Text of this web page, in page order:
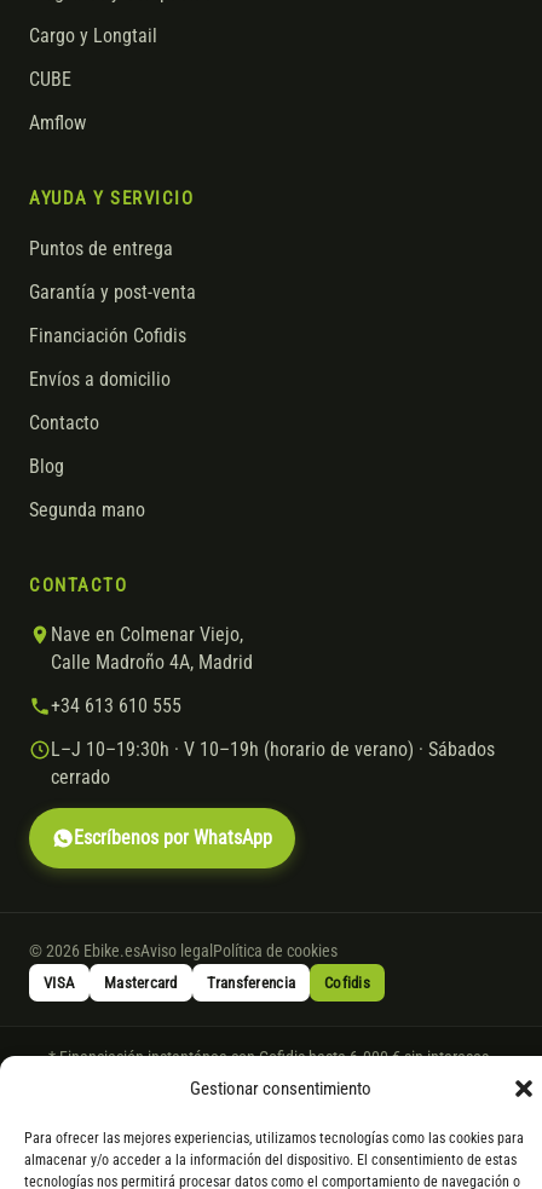
Gestionar consentimiento
Para ofrecer las mejores experiencias, utilizamos tecnologías como las cookies para
almacenar y/o acceder a la información del dispositivo. El consentimiento de estas
tecnologías nos permitirá procesar datos como el comportamiento de navegación o
Cargo y Longtail
CUBE
Amflow
AYUDA Y SERVICIO
Puntos de entrega
Garantía y post-venta
Financiación Cofidis
Envíos a domicilio
Contacto
Blog
Segunda mano
CONTACTO
Nave en Colmenar Viejo,
Calle Madroño 4A, Madrid
+34 613 610 555
L–J 10–19:30h · V 10–19h (horario de verano) · Sábados
cerrado
Escríbenos por WhatsApp
© 2026 Ebike.esAviso legalPolítica de cookies
VISA Mastercard Transferencia Cofidis
* Financiación instantánea con Cofidis hasta 6.000 € sin intereses.
Gasto de apertura: 4% hasta 18 meses y 7% a 24 meses. Consulta
* Los modelos con entrega inmediata se envían 24 h laborables tras el
pago; los de bajo pedido se confirman con un asesor. Si no fuera posible